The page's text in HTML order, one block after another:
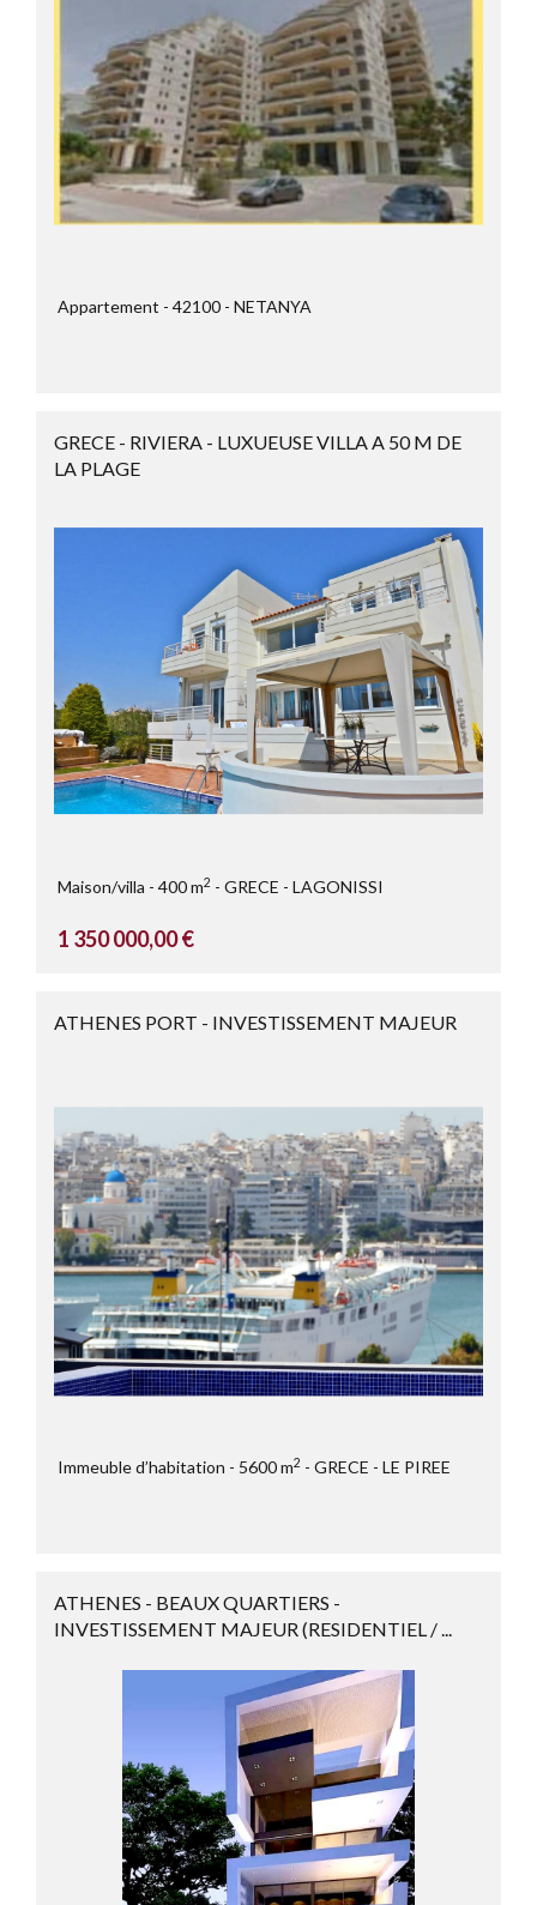
Appartement 42100 NETANYA
GRECE - RIVIERA - LUXUEUSE VILLA A 50 M DE
LA PLAGE
Maison/villa 400 m2 GRECE LAGONISSI
1 350 000,00 €
ATHENES PORT - INVESTISSEMENT MAJEUR
Immeuble d’habitation 5600 m2 GRECE LE PIREE
ATHENES - BEAUX QUARTIERS -
INVESTISSEMENT MAJEUR (RESIDENTIEL / ...